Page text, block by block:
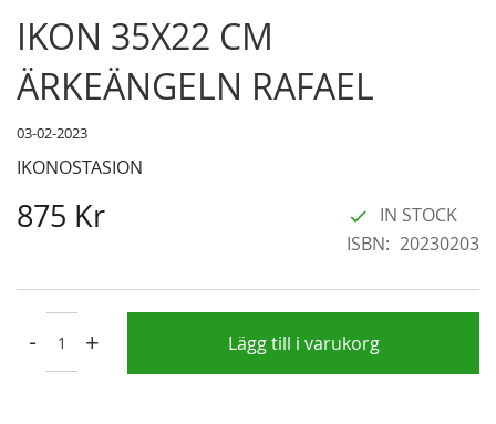
IKON 35X22 CM
ÄRKEÄNGELN RAFAEL
03-02-2023
IKONOSTASION
875 Kr
IN STOCK
ISBN
20230203
- + Lägg till i varukorg
Skip
to
the
beginning
the
images